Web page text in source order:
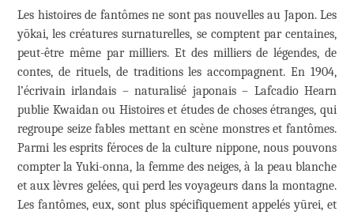
Les histoires de fantômes ne sont pas nouvelles au Japon. Les
yōkai, les créatures surnaturelles, se comptent par centaines,
peut-être même par milliers. Et des milliers de légendes, de
contes, de rituels, de traditions les accompagnent. En 1904,
l’écrivain irlandais – naturalisé japonais – Lafcadio Hearn
publie Kwaidan ou Histoires et études de choses étranges, qui
regroupe seize fables mettant en scène monstres et fantômes.
Parmi les esprits féroces de la culture nippone, nous pouvons
compter la Yuki-onna, la femme des neiges, à la peau blanche
et aux lèvres gelées, qui perd les voyageurs dans la montagne.
Les fantômes, eux, sont plus spécifiquement appelés yūrei, et